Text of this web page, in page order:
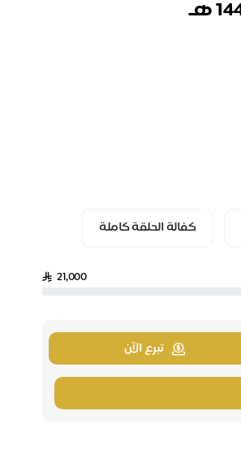
كفالة الحلقة كاملة
21,000
تبرع الآن